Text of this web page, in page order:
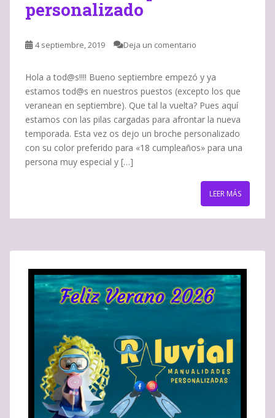
personalizado
4 septiembre, 2019 Deja un comentario
Hola a tod@s!!!! Bueno septiembre empezó y ya
estamos tod@s en nuestros puestos (excepto los que
veranean en septiembre). Que tal la vuelta? Pues aquí
estamos con las pilas cargadas para afrontar la nueva
temporada. Esta vez os dejo un broche personalizado
con su color preferido para «18 cumpleaños» para una
persona muy especial y […]
LEER MÁS